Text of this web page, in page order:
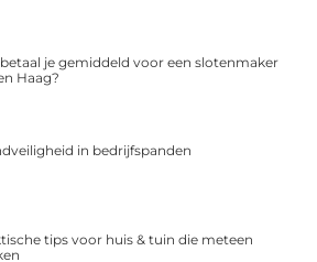
je gemiddeld voor een slotenmaker
Haag?
in bedrijfspanden
tips voor huis & tuin die meteen